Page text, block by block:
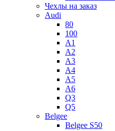
Чехлы на заказ
Audi
80
100
A1
A2
A3
A4
A5
A6
Q3
Q5
Belgee
Belgee S50